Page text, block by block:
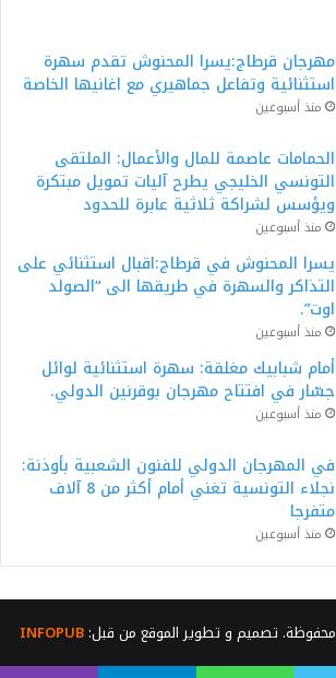
مهرجان قرطاج:يسرا المحنوش تقدم سهرة
استثنائية وتفاعل جماهيري مع اغانيها الخاصة
منذ أسبوعين
الحمامات عاصمة للمال والأعمال: الملتقى
التونسي الخليجي يطرح آليات تمويل مبتكرة
ويؤسس لشراكة ثلاثية عابرة للحدود
منذ أسبوعين
يسرا المحنوش في قرطاج:اقبال استثنائي على
التذاكر والسهرة في طريقها الى “الصولد
اوت”.
منذ أسبوعين
أمام شبابيك مغلقة: سهرة استثنائية لوائل
جسّار في افتتاح مهرجان بوقرنين الدولي.
منذ أسبوعين
في المهرجان الدولي للفنون الشعبية بأوذنة:
نجلاء التونسية تغني أمام أكثر من 8 آلاف
متفرجا
منذ أسبوعين
INFOPUB